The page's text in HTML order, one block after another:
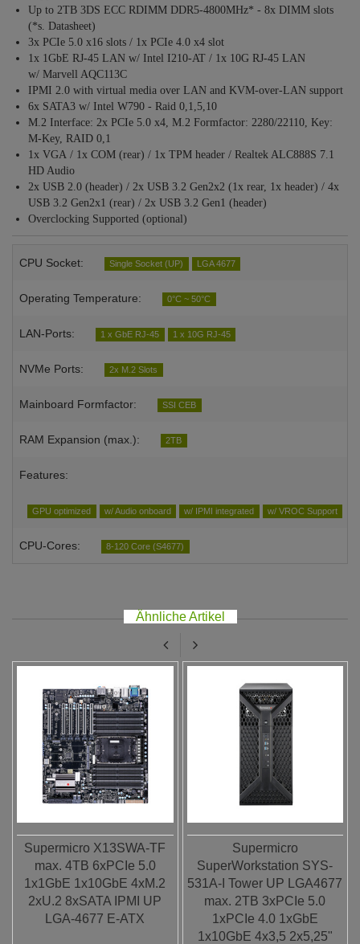
Up to 2TB 3DS ECC RDIMM DDR5-4800MHz* - 8x DIMM slots
(*s. Datasheet)
3x PCIe 5.0 x16 slots / 1x PCIe 4.0 x4 slot
1x 1GbE RJ-45 LAN w/ Intel I210-AT / 1x 10G RJ-45 LAN
w/ Marvell AQC113C
IPMI 2.0 with virtual media over LAN and KVM-over-LAN support
6x SATA3 w/ Intel W790 - Raid 0,1,5,10
M.2 Interface: 2x PCIe 5.0 x4, M.2 Formfactor: 2280/22110, Key:
M-Key, RAID 0,1
1x VGA / 1x COM (rear) / 1x TPM header / Realtek ALC888S 7.1
HD Audio
2x USB 2.0 (header) / 2x USB 3.2 Gen2x2 (1x rear, 1x header) / 4x
USB 3.2 Gen2x1 (rear) / 2x USB 3.2 Gen1 (header)
Overclocking Supported (optional)
CPU Socket: Single Socket (UP) LGA 4677
Operating Temperature: 0°C ~ 50°C
LAN-Ports: 1 x GbE RJ-45 1 x 10G RJ-45
NVMe Ports: 2x M.2 Slots
Mainboard Formfactor: SSI CEB
RAM Expansion (max.): 2TB
Features:
GPU optimized w/ Audio onboard w/ IPMI integrated w/ VROC Support
CPU-Cores: 8-120 Core (S4677)
Ähnliche Artikel
Supermicro X13SWA-TF
max. 4TB 6xPCIe 5.0
1x1GbE 1x10GbE 4xM.2
2xU.2 8xSATA IPMI UP
LGA-4677 E-ATX
Supermicro
SuperWorkstation SYS-
531A-I Tower UP LGA4677
max. 2TB 3xPCIe 5.0
1xPCIe 4.0 1xGbE
1x10GbE 4x3,5 2x5,25"